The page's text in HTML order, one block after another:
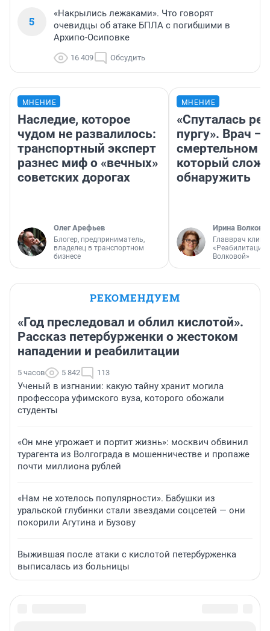
5
«Накрылись лежаками». Что говорят
очевидцы об атаке БПЛА с погибшими в
Архипо-Осиповке
16 409 Обсудить
МНЕНИЕ
Наследие, которое
чудом не развалилось:
транспортный эксперт
разнес миф о «вечных»
советских дорогах
Олег Арефьев
Блогер, предприниматель,
владелец в транспортном
бизнесе
МНЕНИЕ
«Спуталась
пургу». Врач —
смертельном
который
обнаружить
Ирина Волкова
Главврач
«Реабилитация
Волковой»
РЕКОМЕНДУЕМ
«Год преследовал и облил кислотой».
Рассказ петербурженки о жестоком
нападении и реабилитации
5 часов 5 842 113
Ученый в изгнании: какую тайну хранит могила
профессора уфимского вуза, которого обожали
студенты
«Он мне угрожает и портит жизнь»: москвич обвинил
турагента из Волгограда в мошенничестве и пропаже
почти миллиона рублей
«Нам не хотелось популярности». Бабушки из
уральской глубинки стали звездами соцсетей — они
покорили Агутина и Бузову
Выжившая после атаки с кислотой петербурженка
выписалась из больницы